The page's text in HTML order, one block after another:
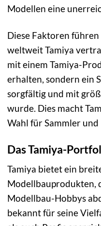
Modellen eine
Diese Faktoren führen
weltweit Tamiya
mit einem Tamiya-
erhalten, sondern ein
sorgfältig und mit
wurde. Dies macht
Wahl für Sammler
Das Tamiya-
Tamiya bietet ein
Modellbauprodukten,
Modellbau-Hobbys
bekannt für seine